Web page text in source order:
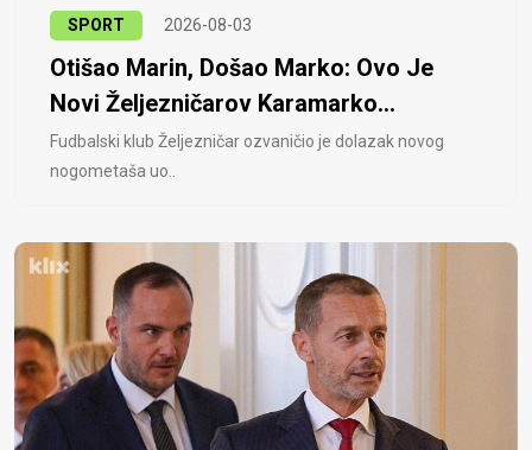
SPORT 2026-08-03
Otišao Marin, Došao Marko: Ovo Je
Novi Željezničarov Karamarko...
Fudbalski klub Željezničar ozvaničio je dolazak novog
nogometaša uo..